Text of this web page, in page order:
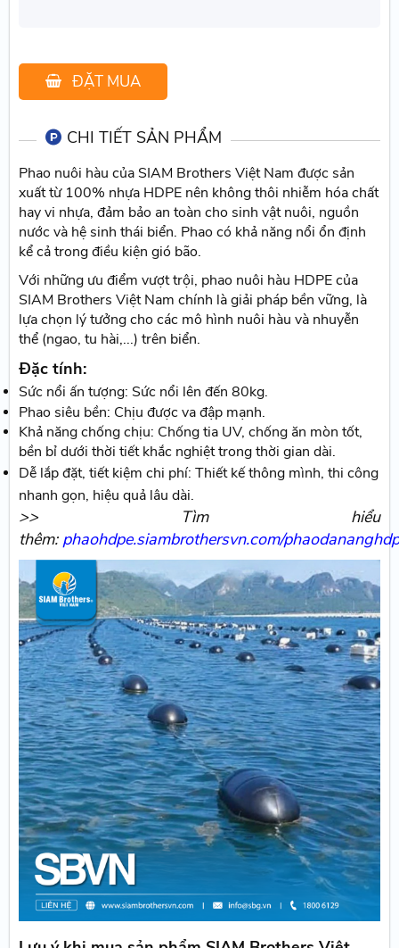
ĐẶT MUA
CHI TIẾT SẢN PHẨM
Phao nuôi hàu của SIAM Brothers Việt Nam được sản
xuất từ 100% nhựa HDPE nên không thôi nhiễm hóa chất
hay vi nhựa, đảm bảo an toàn cho sinh vật nuôi, nguồn
nước và hệ sinh thái biển. Phao có khả năng nổi ổn định
kể cả trong điều kiện gió bão.
Với những ưu điểm vượt trội, phao nuôi hàu HDPE của
SIAM Brothers Việt Nam chính là giải pháp bền vững, là
lựa chọn lý tưởng cho các mô hình nuôi hàu và nhuyễn
thể (ngao, tu hài,...) trên biển.
Đặc tính:
Sức nổi ấn tượng: Sức nổi lên đến 80kg.
Phao siêu bền: Chịu được va đập mạnh.
Khả năng chống chịu: Chống tia UV, chống ăn mòn tốt,
bền bỉ dưới thời tiết khắc nghiệt trong thời gian dài.
Dễ lắp đặt, tiết kiệm chi phí: Thiết kế thông mình, thi công
nhanh gọn, hiệu quả lâu dài.
>> Tìm hiểu
thêm: phaohdpe.siambrothersvn.com/